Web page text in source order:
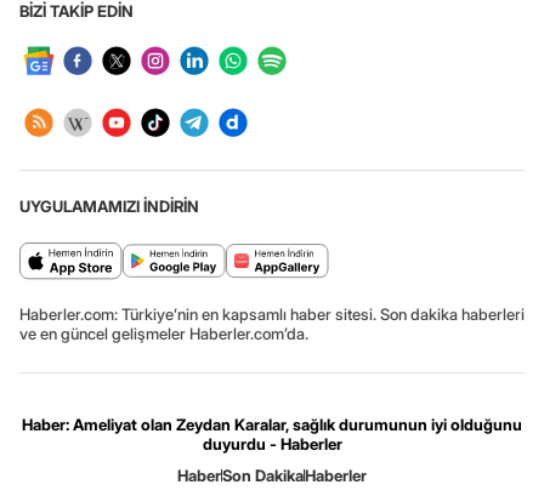
BİZİ TAKİP EDİN
UYGULAMAMIZI İNDİRİN
Haberler.com: Türkiye’nin en kapsamlı haber sitesi. Son dakika haberleri
ve en güncel gelişmeler Haberler.com’da.
Haber: Ameliyat olan Zeydan Karalar, sağlık durumunun iyi olduğunu
duyurdu - Haberler
HaberSon DakikaHaberler